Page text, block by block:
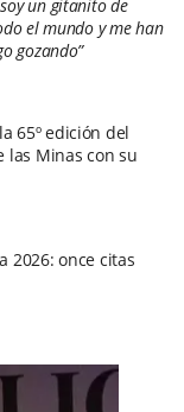
soy un gitanito de
el mundo y me han
gozando”
65º edición del
las Minas con su
2026: once citas